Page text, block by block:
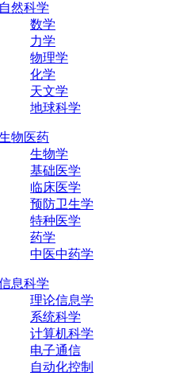
然科学
数学
力学
物理学
化学
天文学
地球科学
物医药
生物学
基础医学
临床医学
预防卫生学
特种医学
药学
中医中药学
息科学
理论信息学
系统科学
计算机科学
电子通信
自动化控制